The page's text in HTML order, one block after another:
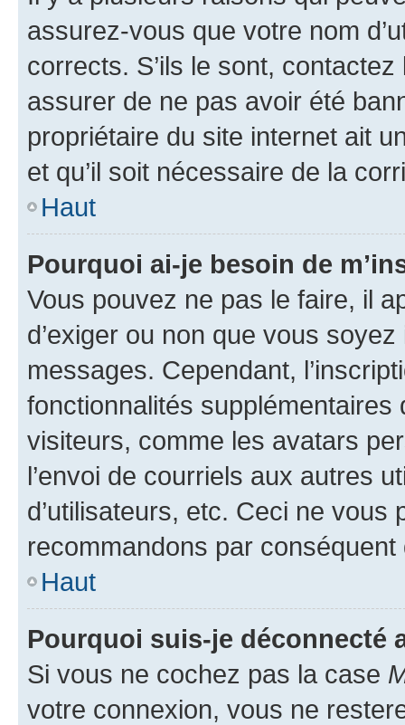
assurez-vous que votre nom
corrects. S’ils le sont,
assurer de ne pas avoir été
propriétaire du site internet ait
et qu’il soit nécessaire de la
Haut
Pourquoi ai-je besoin de
Vous pouvez ne pas le faire, il
d’exiger ou non que vous
messages. Cependant,
fonctionnalités
visiteurs, comme les avatars
l’envoi de courriels aux autres
d’utilisateurs, etc. Ceci ne vous
recommandons par conséquent
Haut
Pourquoi suis-je déconnecté
Si vous ne cochez pas la case
votre connexion, vous ne